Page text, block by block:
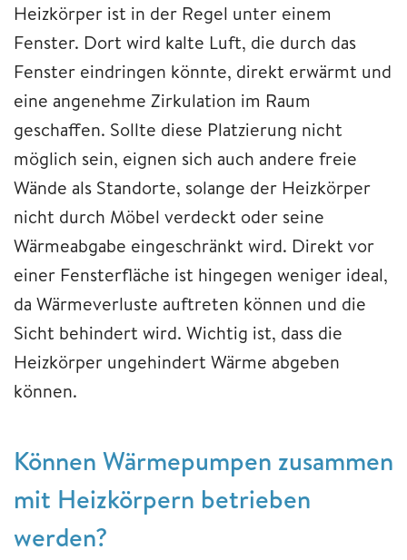
Heizkörper ist in der Regel unter einem
Fenster. Dort wird kalte Luft, die durch das
Fenster eindringen könnte, direkt erwärmt und
eine angenehme Zirkulation im Raum
geschaffen. Sollte diese Platzierung nicht
möglich sein, eignen sich auch andere freie
Wände als Standorte, solange der Heizkörper
nicht durch Möbel verdeckt oder seine
Wärmeabgabe eingeschränkt wird. Direkt vor
einer Fensterfläche ist hingegen weniger ideal,
da Wärmeverluste auftreten können und die
Sicht behindert wird. Wichtig ist, dass die
Heizkörper ungehindert Wärme abgeben
können.
Können Wärmepumpen zusammen
mit Heizkörpern betrieben
werden?